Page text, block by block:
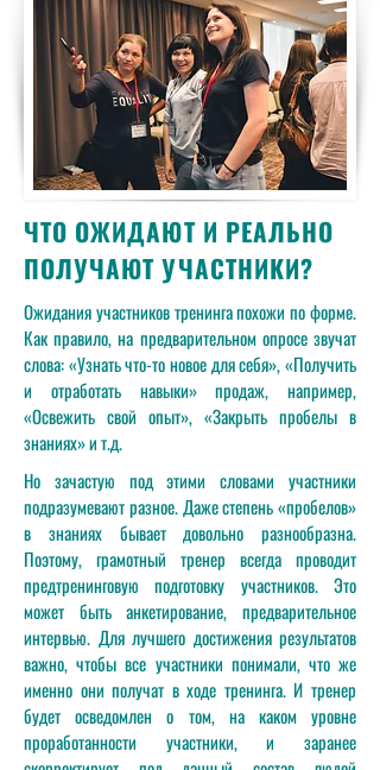
ЧТО ОЖИДАЮТ И РЕАЛЬНО
ПОЛУЧАЮТ УЧАСТНИКИ?
Ожидания участников тренинга похожи по форме.
Как правило, на предварительном опросе звучат
слова: «Узнать что-то новое для себя», «Получить
и отработать навыки» продаж, например,
«Освежить свой опыт», «Закрыть пробелы в
знаниях» и т.д.
Но зачастую под этими словами участники
подразумевают разное. Даже степень «пробелов»
в знаниях бывает довольно разнообразна.
Поэтому, грамотный тренер всегда проводит
предтренинговую подготовку участников. Это
может быть анкетирование, предварительное
интервью. Для лучшего достижения результатов
важно, чтобы все участники понимали, что же
именно они получат в ходе тренинга. И тренер
будет осведомлен о том, на каком уровне
проработанности участники, и заранее